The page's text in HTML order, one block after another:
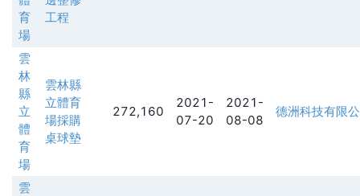
育
場
工程
雲
林
縣
立
體
育
場
雲林縣
立體育
場採購
桌球墊
272,160
2021-
07-20
2021-
08-08
德洲科技有限
雲